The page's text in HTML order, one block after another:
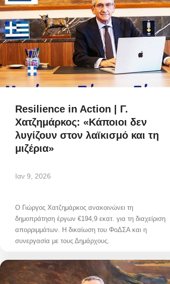
Resilience in Action | Γ.
Χατζημάρκος: «Κάποιοι δεν
λυγίζουν στον λαϊκισμό και τη
μιζέρια»
Ιαν 9, 2026
Ο Γιώργος Χατζημάρκος ανακοινώνει τη
δημοπράτηση έργων €194,9 εκατ. για τη διαχείριση
απορριμμάτων. Η δικαίωση του ΦοΔΣΑ και η
συνεργασία με τους Δημάρχους.